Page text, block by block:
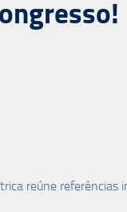
reúne